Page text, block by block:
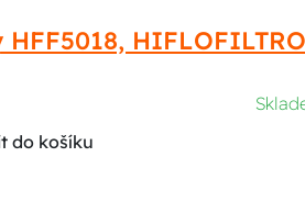
do košíku